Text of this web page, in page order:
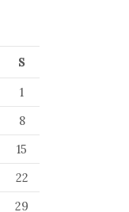
S
1
8
15
22
29